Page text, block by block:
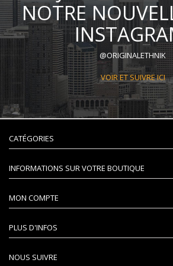
NOTRE
@ORIGINALETHNIK
VOIR ET SUIVRE ICI
CATÉGORIES
INFORMATIONS SUR VOTRE BOUTIQUE
MON COMPTE
PLUS D'INFOS
NOUS SUIVRE